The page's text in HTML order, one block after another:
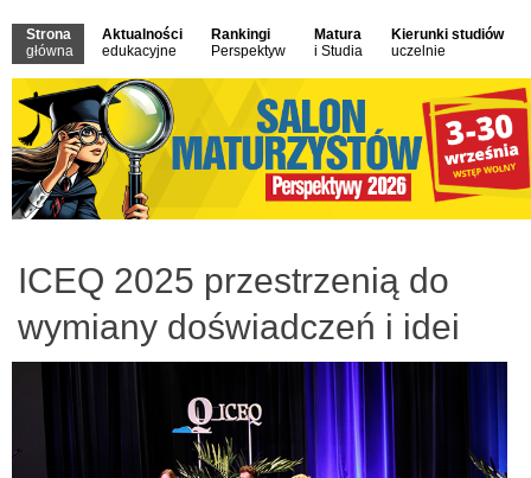
Strona
główna
Aktualności
edukacyjne
Rankingi
Perspektyw
Matura
i Studia
Kierunki studiów
uczelnie
ICEQ 2025 przestrzenią do
wymiany doświadczeń i idei